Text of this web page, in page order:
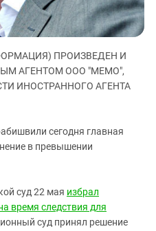
ПРОИЗВЕДЕН И
АГЕНТОМ ООО "МЕМО",
ИНОСТРАННОГО АГЕНТА
сегодня главная
в превышении
суд 22 мая избрал
время следствия для
суд принял решение